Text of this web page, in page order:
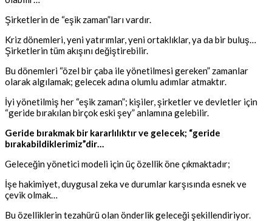
Şirketlerin de “eşik zaman”ları vardır.
Kriz dönemleri, yeni yatırımlar, yeni ortaklıklar, ya da bir buluş…
Şirketlerin tüm akışını değiştirebilir.
Bu dönemleri “özel bir çaba ile yönetilmesi gereken” zamanlar
olarak algılamak; gelecek adına olumlu adımlar atmaktır.
İyi yönetilmiş her “eşik zaman”; kişiler, şirketler ve devletler için
“geride bırakılan birçok eski şey” anlamına gelebilir.
Geride bırakmak bir kararlılıktır ve gelecek; “geride
bırakabildiklerimiz”dir…
Geleceğin yönetici modeli için üç özellik öne çıkmaktadır;
İşe hakimiyet, duygusal zeka ve durumlar karşısında esnek ve
çevik olmak…
Bu özelliklerin tezahürü olan önderlik geleceği şekillendiriyor.